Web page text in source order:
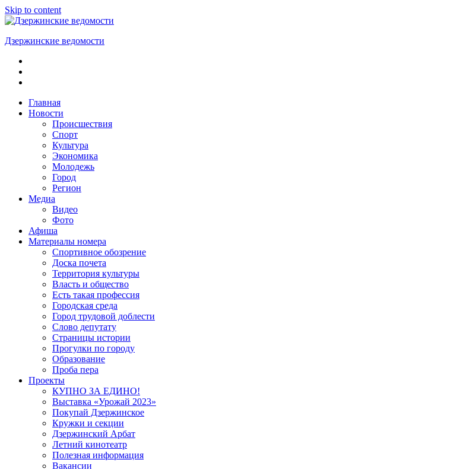
Skip to content
Дзержинские ведомости
ОБЩЕСТВЕННО-
ПОЛИТИЧЕСКАЯ
ГАЗЕТАГлавная
Новости
Происшествия
Спорт
Культура
Экономика
Молодежь
Город
Регион
Медиа
Видео
Фото
Афиша
Материалы номера
Спортивное обозрение
Доска почета
Территория культуры
Власть и общество
Есть такая профессия
Городская среда
Город трудовой доблести
Слово депутату
Страницы истории
Прогулки по городу
Образование
Проба пера
Проекты
КУПНО ЗА ЕДИНО!
Выставка «Урожай 2023»
Покупай Дзержинское
Кружки и секции
Дзержинский Арбат
Летний кинотеатр
Полезная информация
Вакансии